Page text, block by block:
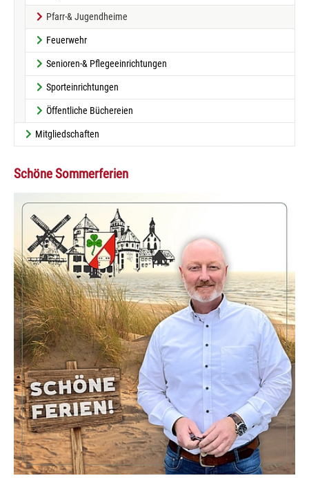
Pfarr-& Jugendheime
Feuerwehr
Senioren-& Pflegeeinrichtungen
Sporteinrichtungen
Öffentliche Büchereien
Mitgliedschaften
Schöne Sommerferien